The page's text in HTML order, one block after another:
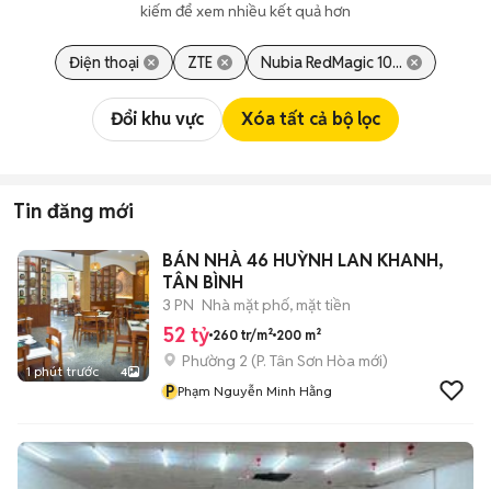
kiếm để xem nhiều kết quả hơn
Điện thoại ZTE Nubia RedMagic 10...
Đổi khu vực Xóa tất cả bộ lọc
Tin đăng mới
1 phút trước 4
BÁN NHÀ 46 HUỲNH LAN KHANH,
TÂN BÌNH
3 PN Nhà mặt phố, mặt tiền
52 tỷ 260 tr/m² 200 m²
Phường 2 (P. Tân Sơn Hòa mới)
P Phạm Nguyễn Minh Hằng